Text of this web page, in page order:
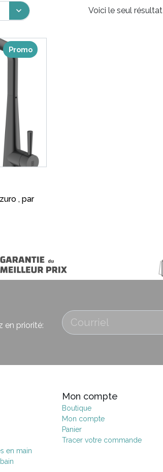
Voici le seul résultat
Promo
, par
en priorité:
en main
Mon compte
Boutique
Mon compte
Panier
Tracer votre commande